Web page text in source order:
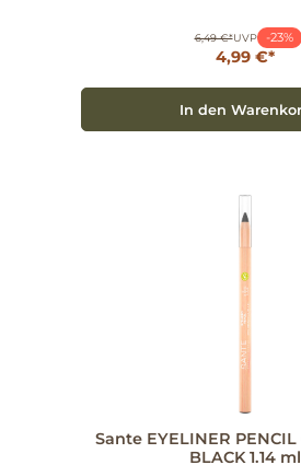
verblenden und ein
Bürstchen für schnelles
Artikelnummer: 850021. Natürliche, intensive Farben
Bürstchen für perfektes Finish Wählen Sie den
Sante Eyebrow Pencil 02
6,49 €*UVP -23%
4,99 €*
In den
Sante EYELINER PENCIL
BLACK 1.14 ml